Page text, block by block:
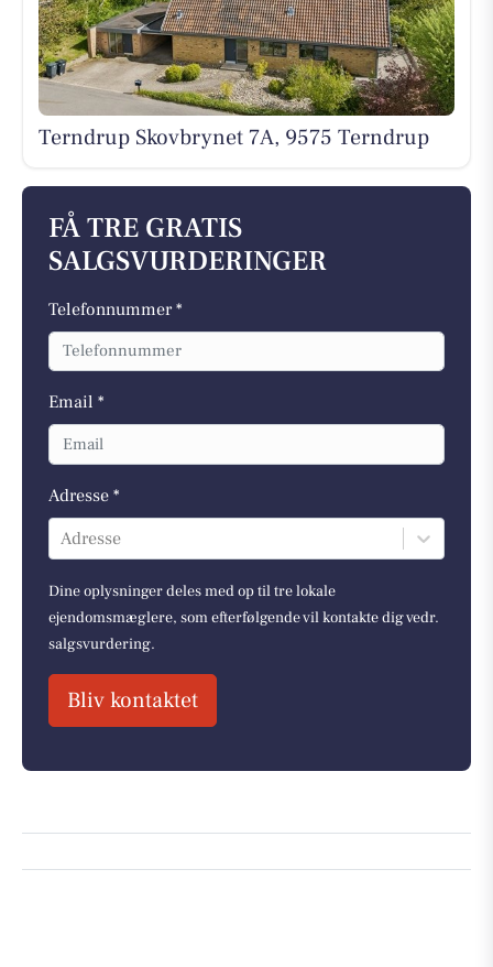
Terndrup Skovbrynet 7A, 9575 Terndrup
FÅ TRE GRATIS
SALGSVURDERINGER
Telefonnummer *
Email *
Adresse *
Adresse
Dine oplysninger deles med op til tre lokale
ejendomsmæglere, som efterfølgende vil kontakte dig vedr.
salgsvurdering.
Bliv kontaktet